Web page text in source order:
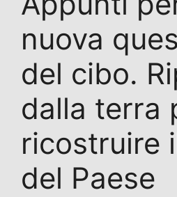
nuova
del cibo.
dalla terra
ricostruire
del Paese